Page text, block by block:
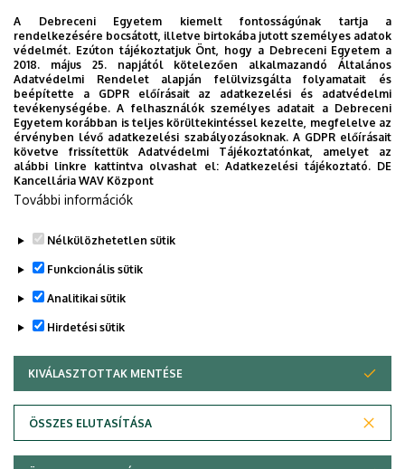
támogatásával, a Nemzeti Fejlesztési Terv keretében
valósult meg.A felsőoktatás szerkezeti és tartalmi
fejlesztése / HEFOP-3.3.1-P.-2004-09-0134/1.0
Kiadta a Bölcsész Konzorcium
Impresszum
Legutóbbi frissítés: 2026. 04. 10. 13:39
Adatvédelem
A Debreceni Egyetem kiemelt fontosságúnak tartja a
rendelkezésére bocsátott, illetve birtokába jutott személyes adatok
védelmét. Ezúton tájékoztatjuk Önt, hogy a Debreceni Egyetem a
2018. május 25. napjától kötelezően alkalmazandó Általános
Adatvédelmi Rendelet alapján felülvizsgálta folyamatait és
beépítette a GDPR előírásait az adatkezelési és adatvédelmi
tevékenységébe. A felhasználók személyes adatait a Debreceni
Egyetem korábban is teljes körültekintéssel kezelte, megfelelve az
érvényben lévő adatkezelési szabályozásoknak. A GDPR előírásait
követve frissítettük Adatvédelmi Tájékoztatónkat, amelyet az
alábbi linkre kattintva olvashat el:Adatkezelési tájékoztató. DE
Kancellária WAV Központ
További információk
Nélkülözhetetlen sütik
Funkcionális sütik
Analitikai sütik
Hirdetési sütik
KIVÁLASZTOTTAK MENTÉSE
ÖSSZES ELUTASÍTÁSA
WITHDRAW CONSENT